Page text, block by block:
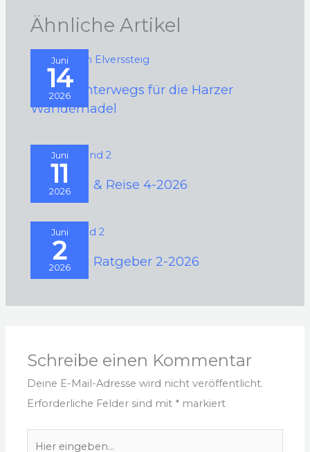
Ähnliche Artikel
Juni
14
2026
2026 – Unterwegs für die Harzer
Wandernadel
Juni
11
2026
Camping & Reise 4-2026
Juni
2
2026
Camping Ratgeber 2-2026
Schreibe einen Kommentar
Deine E-Mail-Adresse wird nicht veröffentlicht.
Erforderliche Felder sind mit * markiert